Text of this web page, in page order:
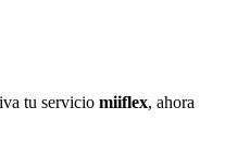
tu servicio miiflex, ahora